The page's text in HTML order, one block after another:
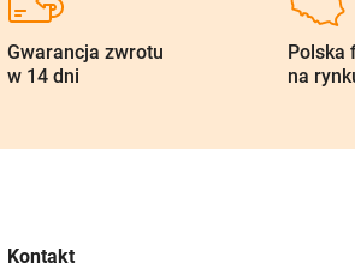
Gwarancja zwrotu
w 14 dni
Polska
na
Kontakt